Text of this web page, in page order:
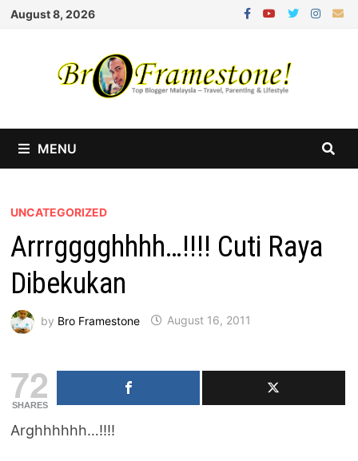
Skip
August 8, 2026
MENU
UNCATEGORIZED
Arrrgggghhhh…!!!! Cuti Raya
Dibekukan
by Bro Framestone August 16, 2011
72
SHARES
Arghhhhhh…!!!!